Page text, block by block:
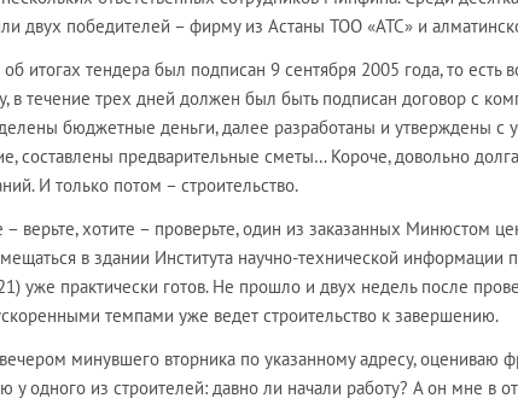
двух победителей – фирму из Астаны ТОО «АТС» и
итогах тендера был подписан 9 сентября 2005 года, то есть
в течение трех дней должен был быть подписан договор с
бюджетные деньги, далее разработаны и утверждены с
составлены предварительные сметы… Короче, довольно
И только потом – строительство.
– верьте, хотите – проверьте, один из заказанных Минюстом
в здании Института научно-технической информации
уже практически готов. Не прошло и двух недель после
темпами уже ведет строительство к завершению.
минувшего вторника по указанному адресу, оцениваю
у одного из строителей: давно ли начали работу? А он мне в